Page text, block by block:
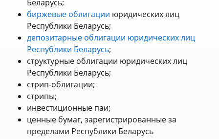
Беларусь;
биржевые облигации юридических лиц
Республики Беларусь;
депозитарные облигации юридических лиц
Республики Беларусь;
структурные облигации юридических лиц
Республики Беларусь;
стрип-облигации;
стрипы;
инвестиционные паи;
ценные бумаг, зарегистрированные за
пределами Республики Беларусь